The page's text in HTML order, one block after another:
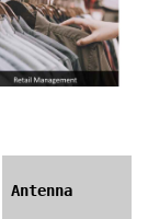
Antenna